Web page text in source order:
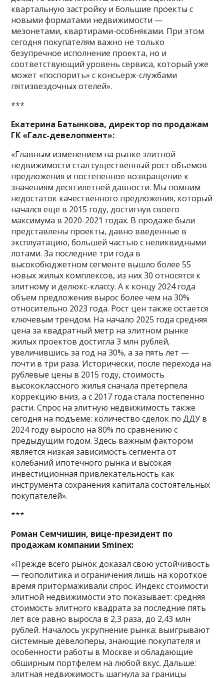
квартальную застройку и большие проекты с
новыми форматами недвижимости —
мезонетами, квартирами-особняками. При этом
сегодня покупателям важно не только
безупречное исполнение проекта, но и
соответствующий уровень сервиса, который уже
может «поспорить» с консьерж-службами
пятизвездочных отелей».
***
Екатерина Батынкова, директор по продажам
ГК «Галс-девелопмент»:
«Главным изменением на рынке элитной
недвижимости стал существенный рост объемов
предложения и постепенное возвращение к
значениям десятилетней давности. Мы помним
недостаток качественного предложения, который
начался еще в 2015 году, достигнув своего
максимума в 2020-2021 годах. В продаже были
представлены проекты, давно введенные в
эксплуатацию, большей частью с неликвидными
лотами. За последние три года в
высокобюджетном сегменте вышло более 55
новых жилых комплексов, из них 30 относятся к
элитному и делюкс-классу. А к концу 2024 года
объем предложения вырос более чем на 30%
относительно 2023 года. Рост цен также остается
ключевым трендом. На начало 2025 года средняя
цена за квадратный метр на элитном рынке
жилых проектов достигла 3 млн рублей,
увеличившись за год на 30%, а за пять лет —
почти в три раза. Исторически, после перехода на
рублевые цены в 2015 году, стоимость
высококлассного жилья сначала претерпела
коррекцию вниз, а с 2017 года стала постепенно
расти. Спрос на элитную недвижимость также
сегодня на подъеме: количество сделок по ДДУ в
2024 году выросло на 80% по сравнению с
предыдущим годом. Здесь важным фактором
является низкая зависимость сегмента от
колебаний ипотечного рынка и высокая
инвестиционная привлекательность как
инструмента сохранения капитала состоятельных
покупателей».
***
Роман Семчишин, вице-президент по
продажам компании Sminex:
«Прежде всего рынок доказал свою устойчивость
— геополитика и ограничения лишь на короткое
время притормаживали спрос. Индекс стоимости
элитной недвижимости это показывает: средняя
стоимость элитного квадрата за последние пять
лет все равно выросла в 2,3 раза, до 2,43 млн
рублей. Началось укрупнение рынка: выигрывают
системные девелоперы, знающие покупателя и
особенности работы в Москве и обладающие
обширным портфелем на любой вкус. Дальше:
элитная недвижимость шагнула за границы